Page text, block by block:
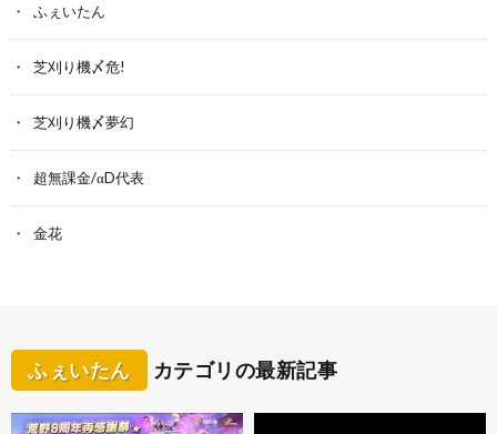
ふぇいたん
芝刈り機〆危!
芝刈り機〆夢幻
超無課金/αD代表
金花
ふぇいたん カテゴリの最新記事